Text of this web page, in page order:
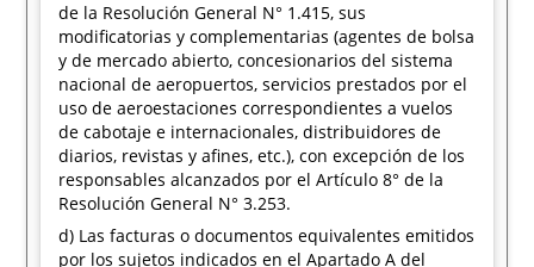
de la Resolución General N° 1.415, sus
modificatorias y complementarias (agentes de bolsa
y de mercado abierto, concesionarios del sistema
nacional de aeropuertos, servicios prestados por el
uso de aeroestaciones correspondientes a vuelos
de cabotaje e internacionales, distribuidores de
diarios, revistas y afines, etc.), con excepción de los
responsables alcanzados por el Artículo 8° de la
Resolución General N° 3.253.
d) Las facturas o documentos equivalentes emitidos
por los sujetos indicados en el Apartado A del